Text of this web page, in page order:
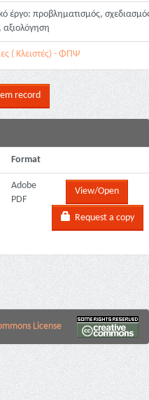
έργο: προβληματισμός,
( Κλειστές) - ΦΠΨ
record
Format
Adobe
PDF
View/Open
Request a copy
License